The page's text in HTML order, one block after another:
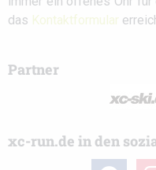
das Kontaktformular
Partner
xc-run.de in den